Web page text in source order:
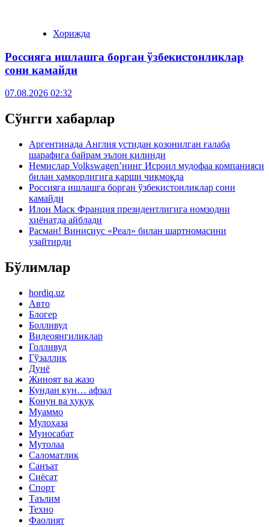
Хорижда
Россияга ишлашга борган ўзбекистонликлар
сони камайди
07.08.2026 02:32
Сўнгги хабарлар
Аргентинада Англия устидан қозонилган ғалаба
шарафига байрам эълон қилинди
Немислар Volkswagen’нинг Исроил мудофаа компанияси
билан ҳамкорлигига қарши чиқмоқда
Россияга ишлашга борган ўзбекистонликлар сони
камайди
Илон Маск Франция президентлигига номзодни
хиёнатда айблади
Расман! Винисиус «Реал» билан шартномасини
узайтирди
Бўлимлар
hordiq.uz
Авто
Блогер
Болливуд
Видеоянгиликлар
Голливуд
Гўзаллик
Дунё
Жиноят ва жазо
Кундан кун… афзал
Қонун ва ҳуқуқ
Муаммо
Мулоҳаза
Муносабат
Мутолаа
Саломатлик
Санъат
Сиёсат
Спорт
Таълим
Техно
Фаолият